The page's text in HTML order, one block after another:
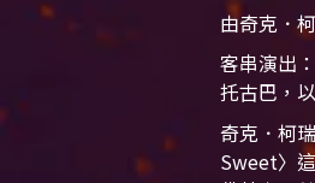
由奇克．
客串演出
托古巴，
奇克．柯
Sweet〉